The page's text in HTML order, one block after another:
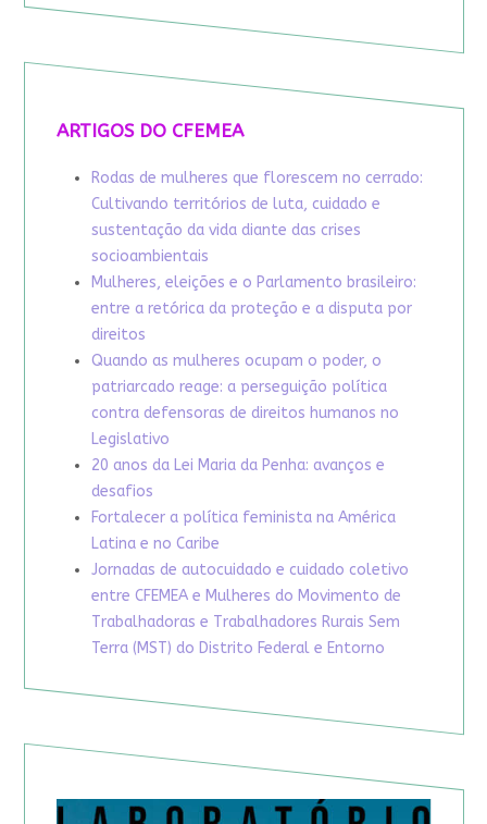
ARTIGOS DO CFEMEA
Rodas de mulheres que florescem no cerrado:
Cultivando territórios de luta, cuidado e
sustentação da vida diante das crises
socioambientais
Mulheres, eleições e o Parlamento brasileiro:
entre a retórica da proteção e a disputa por
direitos
Quando as mulheres ocupam o poder, o
patriarcado reage: a perseguição política
contra defensoras de direitos humanos no
Legislativo
20 anos da Lei Maria da Penha: avanços e
desafios
Fortalecer a política feminista na América
Latina e no Caribe
Jornadas de autocuidado e cuidado coletivo
entre CFEMEA e Mulheres do Movimento de
Trabalhadoras e Trabalhadores Rurais Sem
Terra (MST) do Distrito Federal e Entorno